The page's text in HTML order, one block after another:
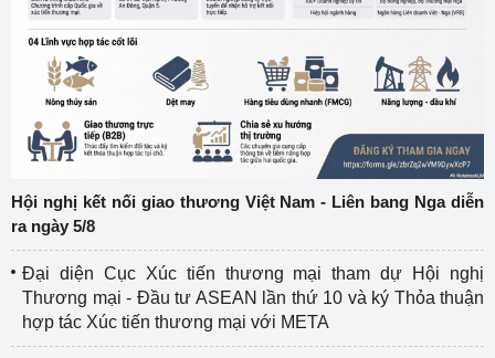
Hội nghị kết nối giao thương Việt Nam - Liên bang Nga diễn
ra ngày 5/8
Đại diện Cục Xúc tiến thương mại tham dự Hội nghị
Thương mại - Đầu tư ASEAN lần thứ 10 và ký Thỏa thuận
hợp tác Xúc tiến thương mại với META